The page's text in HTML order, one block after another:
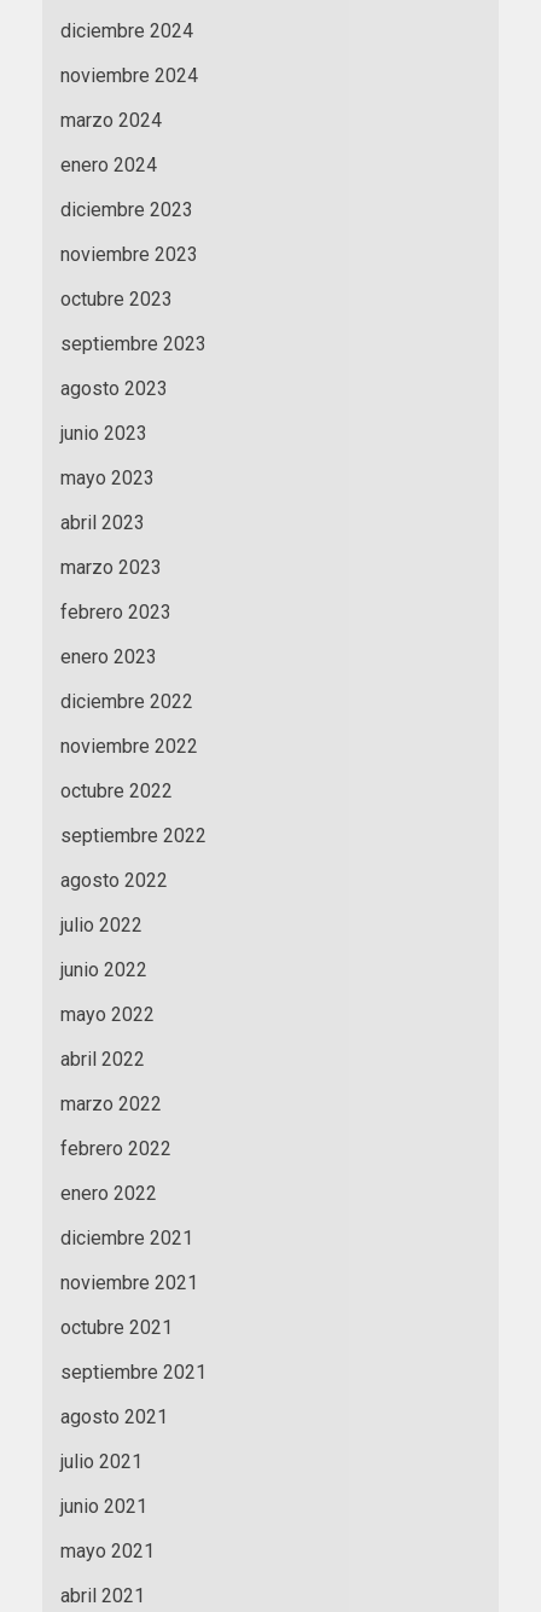
diciembre 2024
noviembre 2024
marzo 2024
enero 2024
diciembre 2023
noviembre 2023
octubre 2023
septiembre 2023
agosto 2023
junio 2023
mayo 2023
abril 2023
marzo 2023
febrero 2023
enero 2023
diciembre 2022
noviembre 2022
octubre 2022
septiembre 2022
agosto 2022
julio 2022
junio 2022
mayo 2022
abril 2022
marzo 2022
febrero 2022
enero 2022
diciembre 2021
noviembre 2021
octubre 2021
septiembre 2021
agosto 2021
julio 2021
junio 2021
mayo 2021
abril 2021